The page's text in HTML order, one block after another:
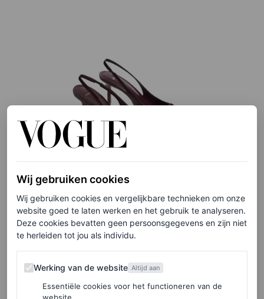
©MANGO
Slingback puntschoen, € 45,99
HIER TE KOOP
Wij gebruiken cookies
Wij gebruiken cookies en vergelijkbare technieken om onze
website goed te laten werken en het gebruik te analyseren.
Deze cookies bevatten geen persoonsgegevens en zijn niet
te herleiden tot jou als individu.
Werking van de website
Werking van de website Altijd aan
Essentiële cookies voor het functioneren van de
website.